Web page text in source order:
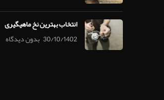
انتخاب بهترین نخ ماهیگیری
30/10/1402 بدون دیدگاه